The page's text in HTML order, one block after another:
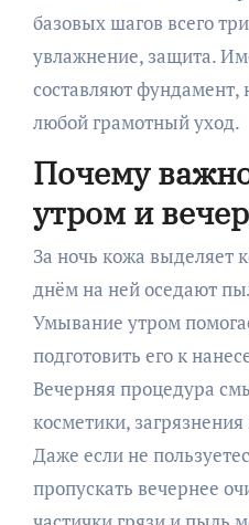
базовых шагов всего
увлажнение, защита.
составляют фундамент,
любой грамотный уход.
Почему
утром и
За ночь кожа выделяет
днём на ней оседают
Умывание утром
подготовить его к
Вечерняя процедура
косметики,
Даже если не
пропускать вечернее